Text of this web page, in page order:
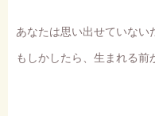
あなたは思い出せていない
もしかしたら、生まれる